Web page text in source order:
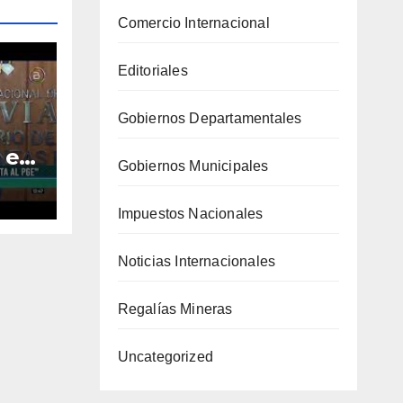
en
Comercio Internacional
Editoriales
Gobiernos Departamentales
Gobiernos Municipales
Impuestos Nacionales
Noticias Internacionales
Regalías Mineras
Uncategorized